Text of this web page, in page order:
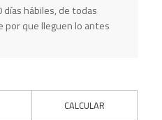
hábiles, de todas
por que lleguen lo antes
CALCULAR